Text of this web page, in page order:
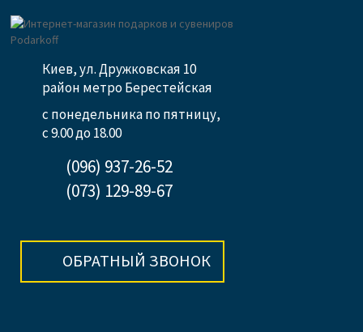
Киев, ул. Дружковская 10
район метро Берестейская
с понедельника по пятницу,
с 9.00 до 18.00
(096) 937-26-52
(073) 129-89-67
ОБРАТНЫЙ ЗВОНОК